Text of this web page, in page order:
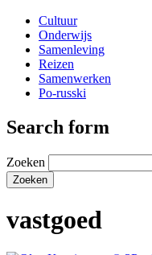
Cultuur
Onderwijs
Samenleving
Reizen
Samenwerken
Po-russki
Search form
Zoeken
vastgoed